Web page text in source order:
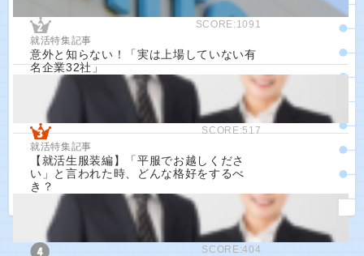
SCORE:1091
就活特集記事
意外と知らない！「実は上場していない有
名企業32社」
SCORE:517
就活特集記事
【就活生服装編】「平服でお越しくださ
い」と言われた時、どんな格好をするべ
き？
SCORE:404